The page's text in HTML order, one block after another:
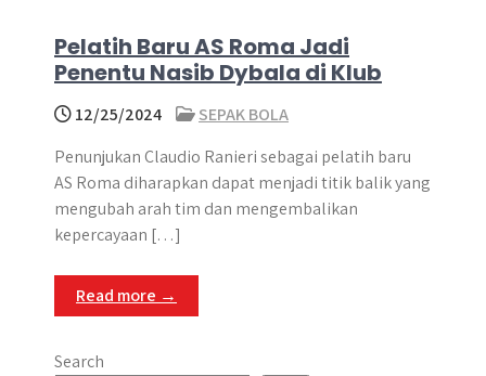
Pelatih Baru AS Roma Jadi
Penentu Nasib Dybala di Klub
12/25/2024
SEPAK BOLA
Penunjukan Claudio Ranieri sebagai pelatih baru
AS Roma diharapkan dapat menjadi titik balik yang
mengubah arah tim dan mengembalikan
kepercayaan […]
Read more →
Search